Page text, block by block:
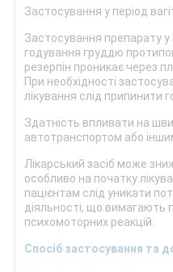
Застосування у період
Застосування препарату у
годування груддю
резерпін проникає через
При необхідності
лікування слід припинити
Здатність впливати на
автотранспортом або
Лікарський засіб може
особливо на початку
пацієнтам слід уникати
діяльності, що вимагають
психомоторних реакцій.
Спосіб застосування та